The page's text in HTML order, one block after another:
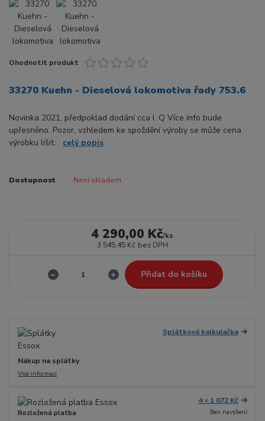
Ohodnotit produkt
33270 Kuehn - Dieselová lokomotiva řady 753.6
Novinka 2021, předpoklad dodání cca I. Q Více info bude
upřesněno. Pozor, vzhledem ke spoždění výroby se může cena
výrobku lišit. celý popis
Dostupnost Není skladem
4 290,00 Kč/ks
3 545,45 Kč bez DPH
Přidat do košíku
Splátková kalkulačka
Nákup na splátky
Více informací
Rozložená platba
4 × 1 072 Kč
Bez navýšení